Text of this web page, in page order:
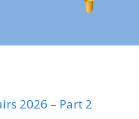
2026 – Part 2